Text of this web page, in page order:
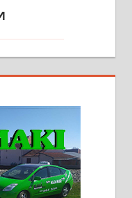
уз другу.
путу, на
7 ари.
25